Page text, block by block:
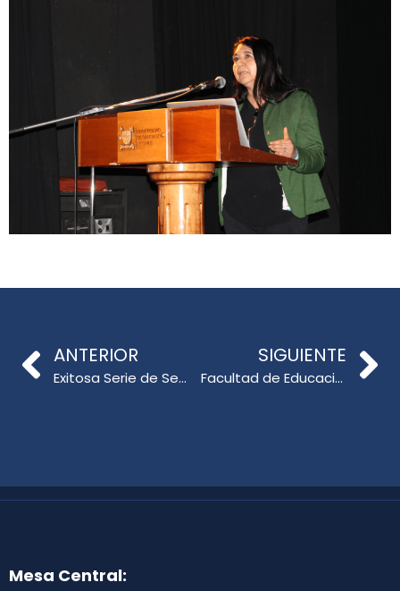
ANTERIOR
Exitosa Serie de Seminarios en el Doctorado en Educación
SIGUIENTE
Facultad de Educación dice presente en el Seminario Internacional CNA-Chile 2024 sobre cultura de calidad en educación superior
Mesa Central: